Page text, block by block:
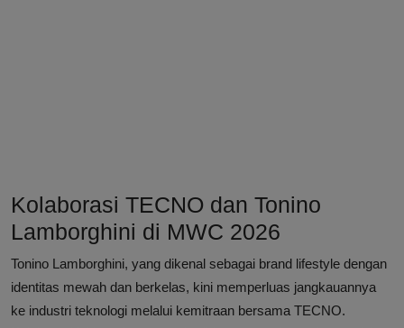
Kolaborasi TECNO dan Tonino
Lamborghini di MWC 2026
Tonino Lamborghini, yang dikenal sebagai brand lifestyle dengan
identitas mewah dan berkelas, kini memperluas jangkauannya
ke industri teknologi melalui kemitraan bersama TECNO.